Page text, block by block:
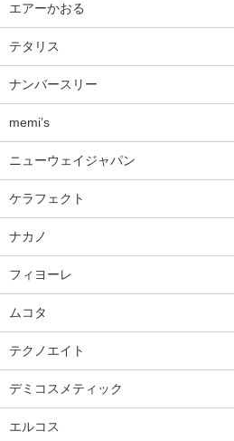
エアーかおる
テタリス
ナンバースリー
memi’s
ニューウェイジャパン
ケラフェクト
ナカノ
フィヨーレ
ムコタ
テクノエイト
デミコスメティック
エルコス